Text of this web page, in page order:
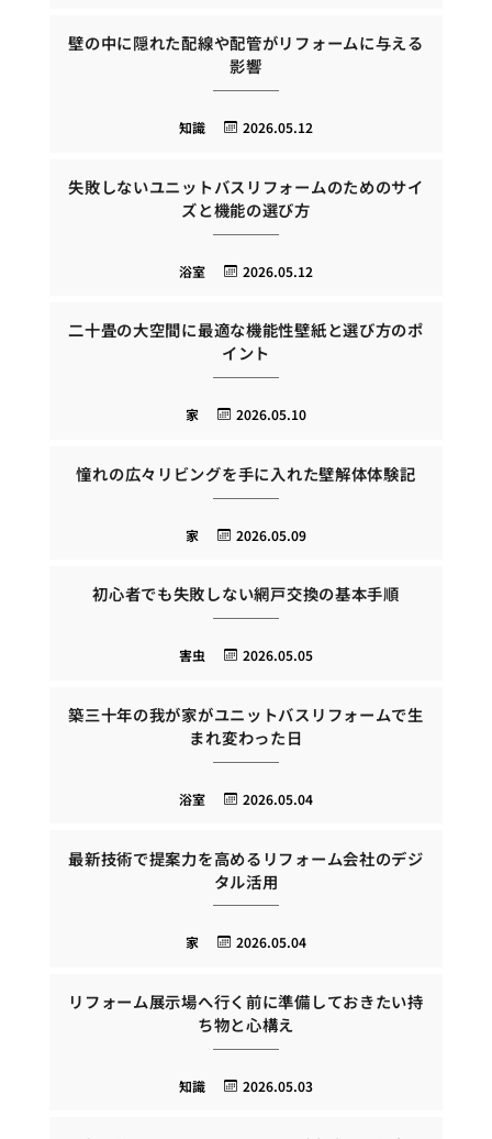
壁の中に隠れた配線や配管がリフォームに与える
影響
2026.05.12
知識
失敗しないユニットバスリフォームのためのサイ
ズと機能の選び方
2026.05.12
浴室
二十畳の大空間に最適な機能性壁紙と選び方のポ
イント
2026.05.10
家
憧れの広々リビングを手に入れた壁解体体験記
2026.05.09
家
初心者でも失敗しない網戸交換の基本手順
2026.05.05
害虫
築三十年の我が家がユニットバスリフォームで生
まれ変わった日
2026.05.04
浴室
最新技術で提案力を高めるリフォーム会社のデジ
タル活用
2026.05.04
家
リフォーム展示場へ行く前に準備しておきたい持
ち物と心構え
2026.05.03
知識